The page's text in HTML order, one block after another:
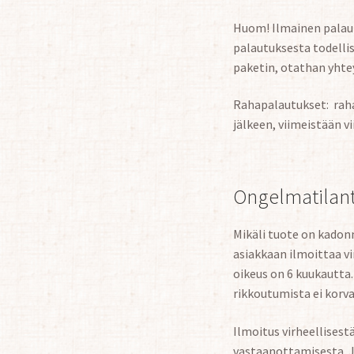
Huom! Ilmainen
palautuksesta
paketin, otathan
Rahapalautukset:
jälkeen, viimeistään
Mikäli tuote on
asiakkaan ilmoittaa
oikeus on 6
rikkoutumista ei
Ilmoitus